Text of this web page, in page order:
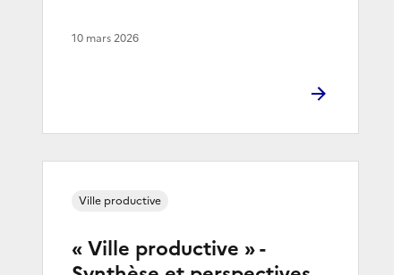
10 mars 2026
« Ville productive » -
Ville productive